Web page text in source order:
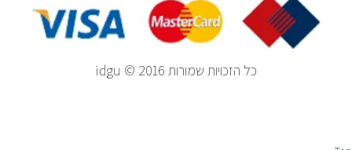
כל הזכויות שמורות idgu © 2016